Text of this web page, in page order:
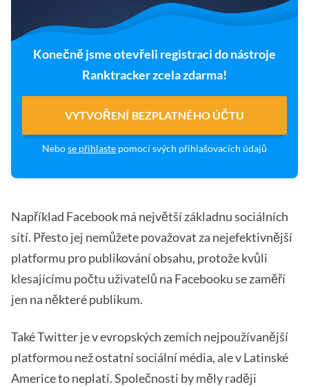
Konečně jsme otevřeli registraci do nástroje
Ranktracker zcela zdarma!
VYTVOŘENÍ BEZPLATNÉHO ÚČTU
Nebose přihlaste pomocí svých přihlašovacích údajů
Například Facebook má největší základnu sociálních
sítí. Přesto jej nemůžete považovat za nejefektivnější
platformu pro publikování obsahu, protože kvůli
klesajícímu počtu uživatelů na Facebooku se zaměří
jen na některé publikum.
Také Twitter je v evropských zemích nejpoužívanější
platformou než ostatní sociální média, ale v Latinské
Americe to neplatí. Společnosti by měly raději